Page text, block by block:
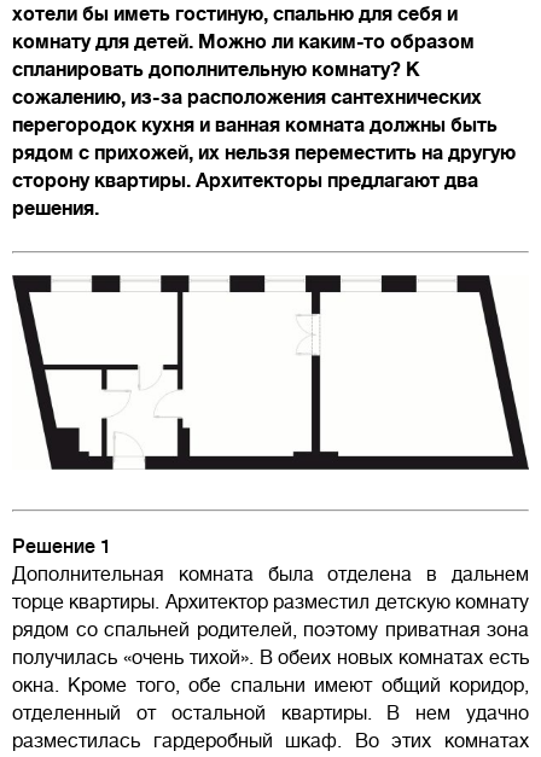
хотели бы иметь гостиную, спальню для себя и
комнату для детей. Можно ли каким-то образом
спланировать дополнительную комнату? К
сожалению, из-за расположения сантехнических
перегородок кухня и ванная комната должны быть
рядом с прихожей, их нельзя переместить на другую
сторону квартиры. Архитекторы предлагают два
решения.
Решение 1
Дополнительная комната была отделена в дальнем
торце квартиры. Архитектор разместил детскую комнату
рядом со спальней родителей, поэтому приватная зона
получилась «очень тихой». В обеих новых комнатах есть
окна. Кроме того, обе спальни имеют общий коридор,
отделенный от остальной квартиры. В нем удачно
разместилась гардеробный шкаф. Во этих комнатах